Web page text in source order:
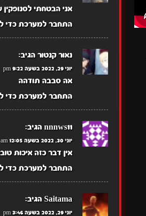
אני הבטחתי
התחבר למערכת כדי
נאור קנטור הגיב:
יוני 29, 2022 בשעה 9:22 pm
אה סבבה תודהה
התחבר למערכת כדי
nnnws11 הגיב:
יוני 30, 2022 בשעה 12:05 am
אין דבר כזה איכות
התחבר למערכת כדי
Saitama הגיב:
יוני 29, 2022 בשעה 3:46 pm